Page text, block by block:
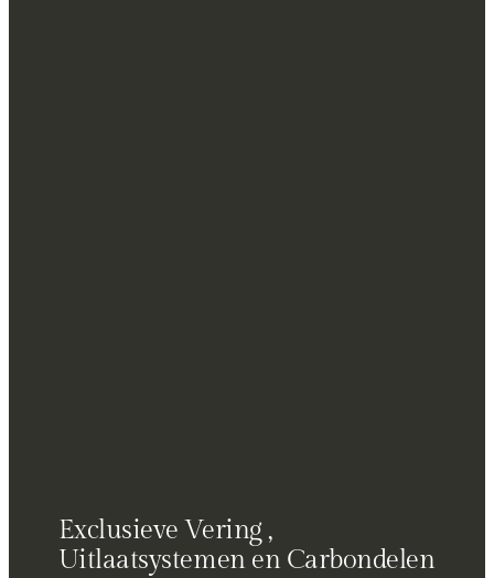
Exclusieve Vering ,
Uitlaatsystemen en Carbondelen